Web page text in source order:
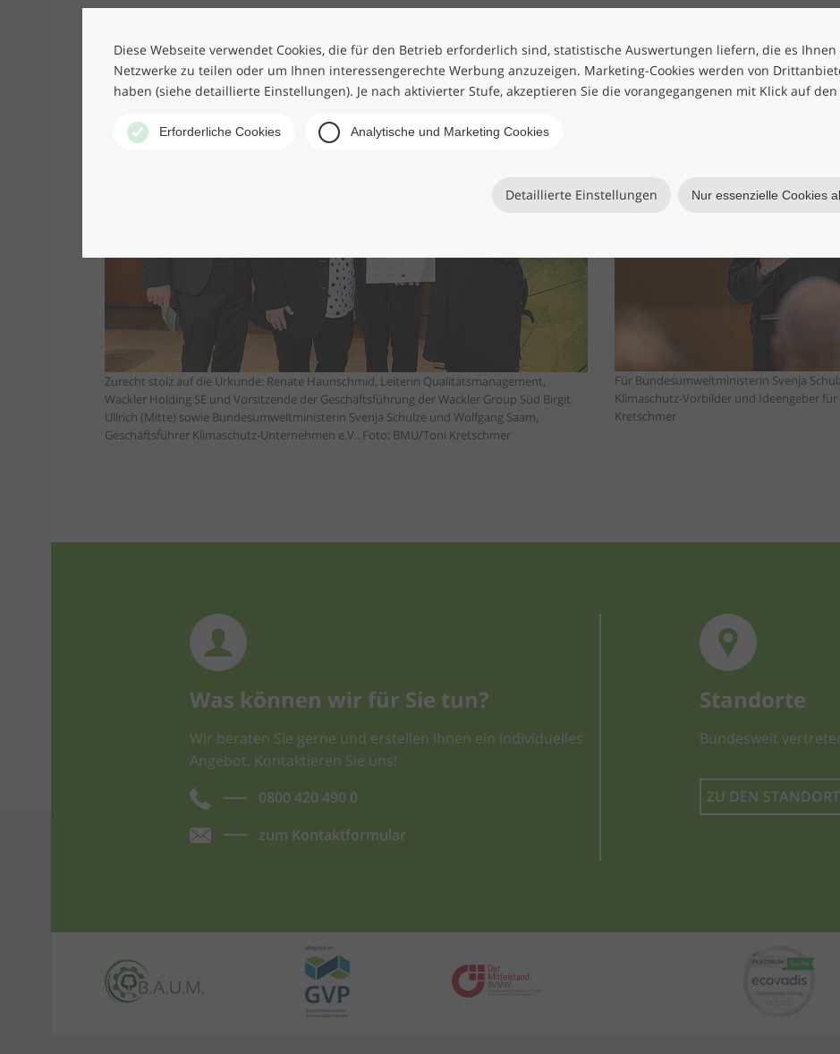
Diese Webseite verwendet Cookies, die für den Betrieb erforderlich sind, statistische Auswertungen liefern, die es
Netzwerke zu teilen oder um Ihnen interessengerechte Werbung anzuzeigen. Marketing-Cookies werden von
haben (siehe detaillierte Einstellungen). Je nach aktivierter Stufe, akzeptieren Sie die vorangegangenen mit Klick auf
Erforderliche Cookies Analytische und Marketing Cookies
Detaillierte Einstellungen Nur essenzielle Cookies
Zurecht stolz auf die Urkunde: Renate Haunschmid, Leiterin Qualitätsmanagement,
Wackler Holding SE und Vorsitzende der Geschäftsführung der Wackler Group Süd Birgit
Ullrich (Mitte) sowie Bundesumweltministerin Svenja Schulze und Wolfgang Saam,
Geschäftsführer Klimaschutz-Unternehmen e.V.. Foto: BMU/Toni Kretschmer
Für Bundesumweltministerin Svenja
Klimaschutz-Vorbilder und Ideengeber
Kretschmer
Was können wir für Sie tun?
Wir beraten Sie gerne und erstellen Ihnen ein individuelles
Angebot. Kontaktieren Sie uns!
0800 420 490 0
zum Kontaktformular
Standorte
Bundesweit
ZU DEN